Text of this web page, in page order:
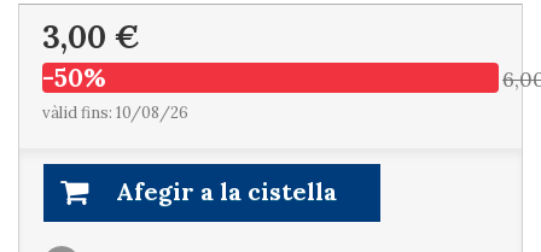
3,00 €
-50%
vàlid fins: 10/08/26
Afegir a la cistella